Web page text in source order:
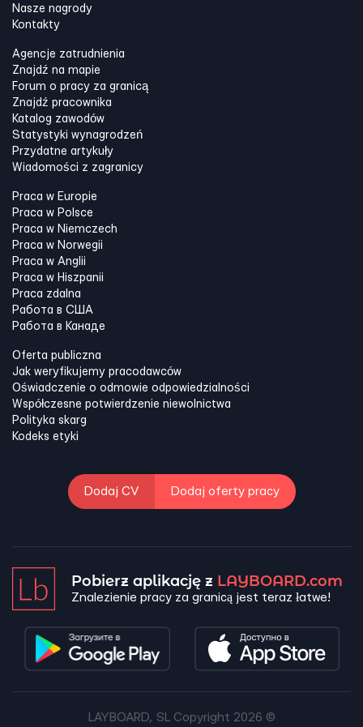
Nasze nagrody
Kontakty
Agencje zatrudnienia
Znajdź na mapie
Forum o pracy za granicą
Znajdź pracownika
Katalog zawodów
Statystyki wynagrodzeń
Przydatne artykuły
Wiadomości z zagranicy
Praca w Europie
Praca w Polsce
Praca w Niemczech
Praca w Norwegii
Praca w Anglii
Praca w Hiszpanii
Praca zdalna
Работа в США
Работа в Канадe
Oferta publiczna
Jak weryfikujemy pracodawców
Oświadczenie o odmowie odpowiedzialności
Współczesne potwierdzenie niewolnictwa
Polityka skarg
Kodeks etyki
Dodaj CV Dodaj oferty pracy
Pobierz aplikację z LAYBOARD.com
Znalezienie pracy za granicą jest teraz łatwe!
LAYBOARD, SL Copyright 2026 ©